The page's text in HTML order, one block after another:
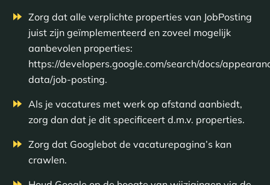
Zorg dat alle verplichte properties van JobPosting
juist zijn geïmplementeerd en zoveel mogelijk
aanbevolen properties:
https://developers.google.com/search/docs/
data/job-posting.
Als je vacatures met werk op afstand aanbiedt,
zorg dan dat je dit specificeert d.m.v. properties.
Zorg dat Googlebot de vacaturepagina’s kan
crawlen.